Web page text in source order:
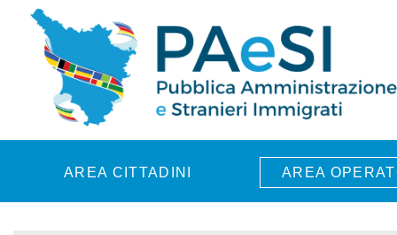
Skip to main content
AREA CITTADINI AREA